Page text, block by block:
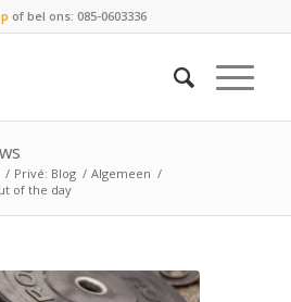
of bel ons: 085-0603336
/ Privé: Blog / Algemeen /
of the day